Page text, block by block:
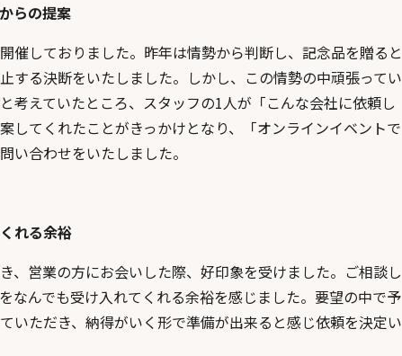
らの提案
催しておりました。昨年は情勢から判断し、記念品を贈ると
する決断をいたしました。しかし、この情勢の中頑張ってい
考えていたところ、スタッフの1人が「こんな会社に依頼し
してくれたことがきっかけとなり、「オンラインイベントで
い合わせをいたしました。
れる余裕
、営業の方にお会いした際、好印象を受けました。ご相談し
なんでも受け入れてくれる余裕を感じました。要望の中で予
いただき、納得がいく形で準備が出来ると感じ依頼を決定い